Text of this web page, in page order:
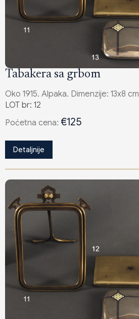
Tabakera sa grbom
Oko 1915. Alpaka. Dimenzije: 13x8 cm
LOT br: 12
Poċetna cena: €125
Detaljnije